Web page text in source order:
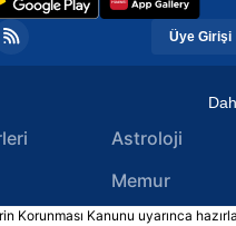
Üye Girişi
Astroloji
Memur
Korunması Kanunu uyarınca